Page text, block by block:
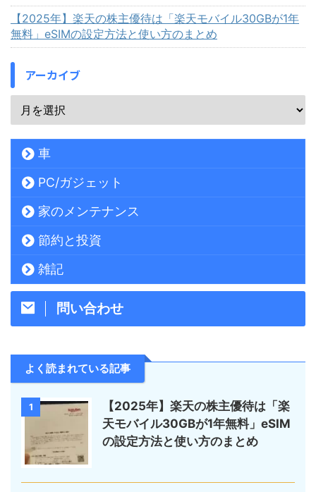
【2025年】楽天の株主優待は「楽天モバイル30GBが1年
無料」eSIMの設定方法と使い方のまとめ
アーカイブ
車
PC/ガジェット
家のメンテナンス
節約と投資
雑記
問い合わせ
よく読まれている記事
1
【2025年】楽天の株主優待は「楽
天モバイル30GBが1年無料」eSIM
の設定方法と使い方のまとめ